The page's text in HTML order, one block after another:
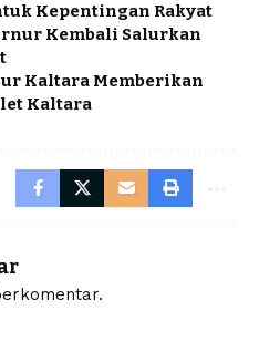
Kepentingan Rakyat
Kembali Salurkan
Kaltara Memberikan
Kaltara